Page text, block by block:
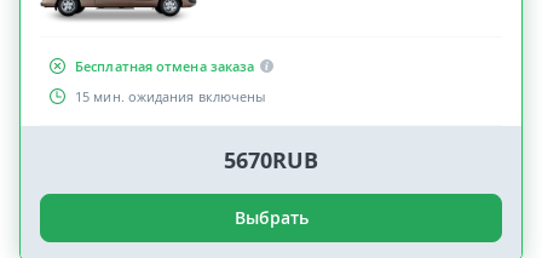
Бесплатная отмена заказа
15 мин. ожидания включены
5670RUB
Выбрать